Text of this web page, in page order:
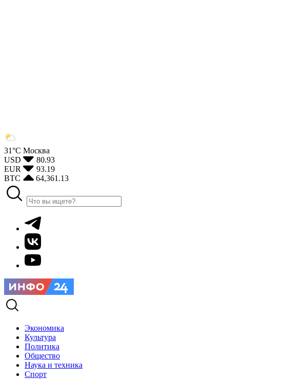
31°С Москва
USD
80.93
EUR
93.19
BTC
64,361.13
Экономика
Культура
Политика
Общество
Наука и техника
Спорт